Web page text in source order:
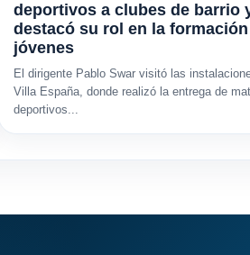
deportivos a clubes de barrio
destacó su rol en la
jóvenes
El dirigente Pablo Swar visitó las
Villa España, donde realizó la entrega de
deportivos...